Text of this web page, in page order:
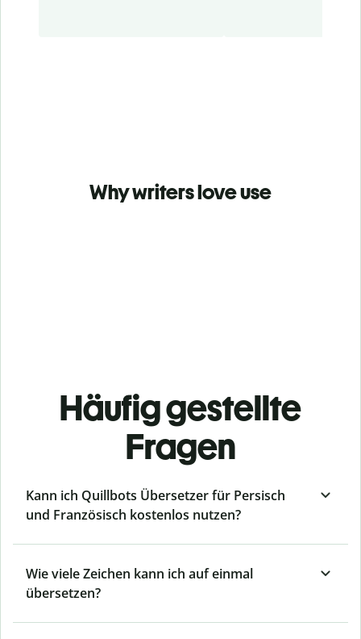
Why writers love use
Häufig gestellte
Fragen
Kann ich Quillbots Übersetzer für Persisch
und Französisch kostenlos nutzen?
Wie viele Zeichen kann ich auf einmal
übersetzen?